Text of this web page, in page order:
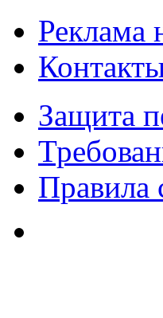
Реклама
Защита
Правила